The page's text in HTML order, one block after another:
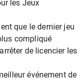
les Jeux
que le dernier jeu
compliqué
de licencier les
événement de